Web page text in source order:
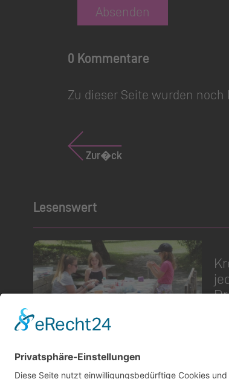
Absenden
0 Kommentare
Zu dieser Seite wurden
Zur�ck
Lesenswert